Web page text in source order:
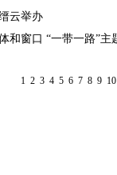
云举办
窗口 “一带一路”主
1 2 3 4 5 6 7 8 9 10